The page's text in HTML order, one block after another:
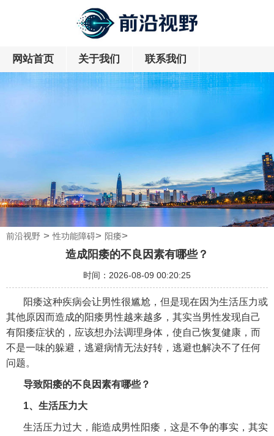
网站首页 关于我们 联系我们
前沿视野 >性功能障碍> 阳痿>
造成阳痿的不良因素有哪些？
时间：2026-08-09 00:20:25
阳痿这种疾病会让男性很尴尬，但是现在因为生活压力或
其他原因而造成的阳痿男性越来越多，其实当男性发现自己
有阳痿症状的，应该想办法调理身体，使自己恢复健康，而
不是一味的躲避，逃避病情无法好转，逃避也解决不了任何
问题。
导致阳痿的不良因素有哪些？
1、生活压力大
生活压力过大，能造成男性阳痿，这是不争的事实，其实